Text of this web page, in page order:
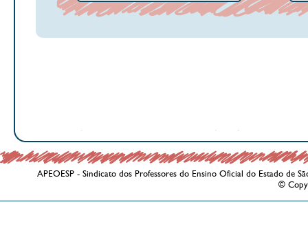
APEOESP - Sindicato dos Professores do Ensino Oficial do Estado de
©